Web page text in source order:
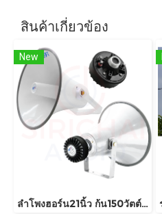
สินค้าเกี่ยวข้อง
New
ลำโพงฮอร์น21นิ้ว ก้น150วัตต์ BEST รุ่น AH21 AU180